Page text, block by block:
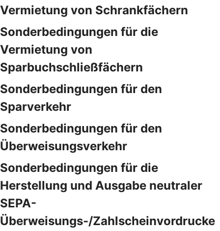
Vermietung von Schrankfächern
Sonderbedingungen für die
Vermietung von
Sparbuchschließfächern
Sonderbedingungen für den
Sparverkehr
Sonderbedingungen für den
Überweisungsverkehr
Sonderbedingungen für die
Herstellung und Ausgabe neutraler
SEPA-
Überweisungs-/Zahlscheinvordrucke